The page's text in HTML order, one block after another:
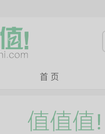
首 页